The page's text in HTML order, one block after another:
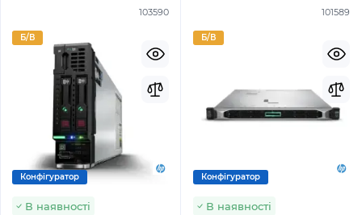
103590
Б/В
Конфігуратор
В наявності
101589
Б/В
Конфігуратор
В наявності